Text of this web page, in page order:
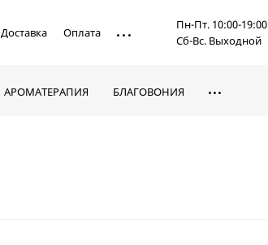
Доставка Оплата
Пн-Пт. 10:00-19:00
Сб-Вс. Выходной
АРОМАТЕРАПИЯ БЛАГОВОНИЯ